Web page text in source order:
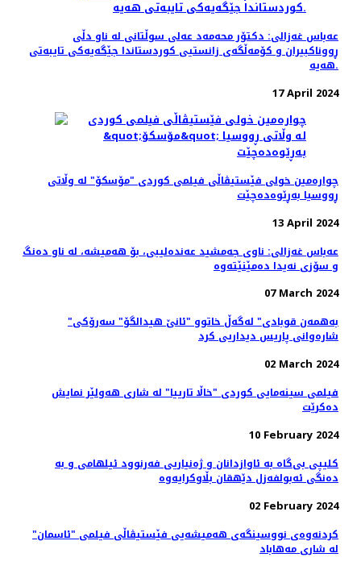
عه‌باس غه‌زالی: دکتۆر محەمەد عەلی سوڵتانی لە ناو دڵی
ڕووناکبیران و کۆمەڵگەی زانستیی کوردستاندا جێگەیەکی تایبەتی
هەیە.
17 April 2024
چواره‌مین خولی فێستیڤاڵی فیلمی کوردی "مۆسکۆ" لە وڵاتی
ڕووسیا بەڕێوەده‌چێت
13 April 2024
عەباس غەزالی: ناوی جەمشید عەندەلیبی، بۆ هەمیشە، لە ناو دەنگ
و سۆزی نەیدا دەمێنێتەوە
07 March 2024
"به‌همه‌ن قوبادی" له‌گه‌ڵ خاتوو "ئانێ هیدالگۆ" سه‌رۆکی
شاره‌وانی پاریس دیداریی کرد
02 March 2024
فیلمی سینه‌مایی کوردی "خاڵا تارییا" لە شاری هه‌ولێر نمایش
ده‌کرێت
10 February 2024
کلیپی بی‌گاە بە ئاوازدانان و ژه‌نیاریی فه‌رنوود ئیلهامی و به‌
دەنگی ئەبولفەزل دێهقان بڵاوکرایەوە
02 February 2024
کردنەوەی نووسینگه‌ی هەمیشەیی فێستیڤاڵی فیلمی "ئاسمان"
لە شاری مەهاباد